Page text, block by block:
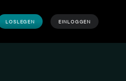
LOSLEGEN EINLOGGEN